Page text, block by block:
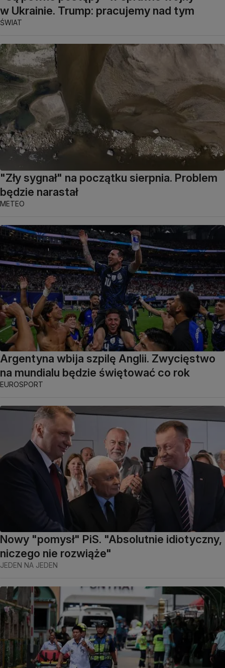
w Ukrainie. Trump: pracujemy nad tym
ŚWIAT
"Zły sygnał" na początku sierpnia. Problem
będzie narastał
METEO
Argentyna wbija szpilę Anglii. Zwycięstwo
na mundialu będzie świętować co rok
EUROSPORT
Nowy "pomysł" PiS. "Absolutnie idiotyczny,
niczego nie rozwiąże"
JEDEN NA JEDEN